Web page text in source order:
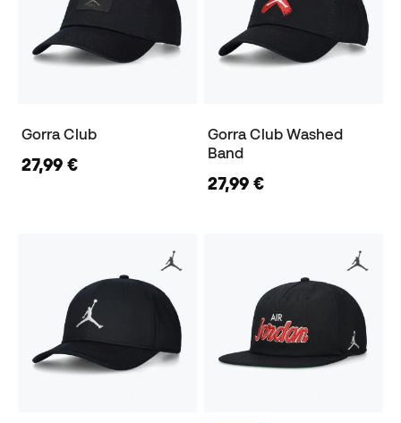
Gorra Club
27,99 €
Gorra Club Washed
Band
27,99 €